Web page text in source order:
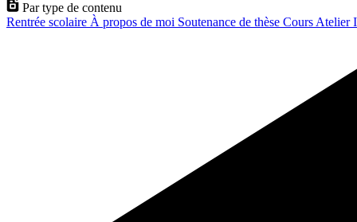
Par type de contenu
Rentrée scolaire À propos de moi Soutenance de thèse Cours Atelier